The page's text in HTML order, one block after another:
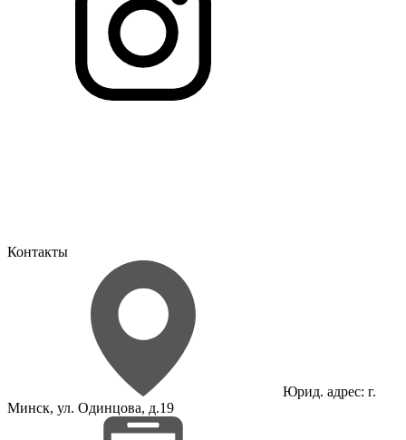
Контакты
Юрид. адрес: г.
Минск, ул. Одинцова, д.19